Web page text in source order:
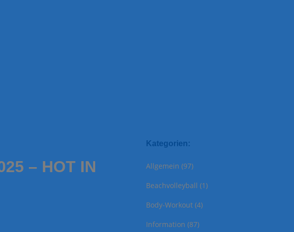
– HOT IN
Kategorien:
Allgemein (97)
Beachvolleyball (1)
Body-Workout (4)
Information (87)